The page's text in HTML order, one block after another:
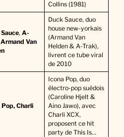
Collins (1981)
, A-
Armand Van
Duck Sauce, duo
house new-yorkais
(Armand Van
Helden & A-Trak),
livrent ce tube viral
de 2010
Pop, Charli
Icona Pop, duo
électro-pop suédois
(Caroline Hjelt &
Aino Jawo), avec
Charli XCX,
proposent ce hit
party de This Is…